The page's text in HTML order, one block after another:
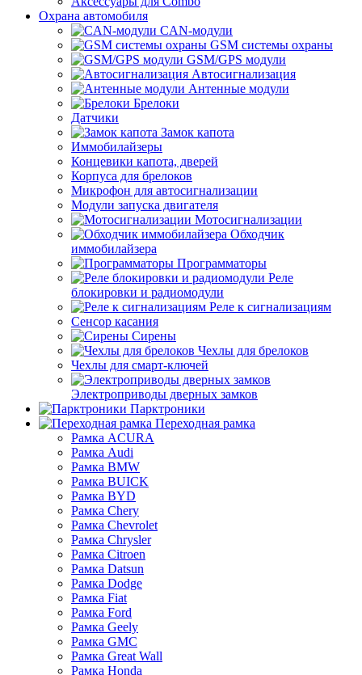
Охрана автомобиля
CAN-модули
GSM системы охраны
GSM/GPS модули
Автосигнализация
Антенные модули
Брелоки
Датчики
Замок капота
Иммобилайзеры
Концевики капота, дверей
Корпуса для брелоков
Микрофон для автосигнализации
Модули запуска двигателя
Мотосигнализации
Обходчик
иммобилайзера
Программаторы
Реле
блокировки и радиомодули
Реле к сигнализациям
Сенсор касания
Сирены
Чехлы для брелоков
Чехлы для смарт-ключей
Электроприводы дверных замков
Парктроники
Переходная рамка
Рамка ACURA
Рамка Audi
Рамка BMW
Рамка BUICK
Рамка BYD
Рамка Chery
Рамка Chevrolet
Рамка Chrysler
Рамка Citroen
Рамка Datsun
Рамка Dodge
Рамка Fiat
Рамка Ford
Рамка Geely
Рамка GMC
Рамка Great Wall
Рамка Honda